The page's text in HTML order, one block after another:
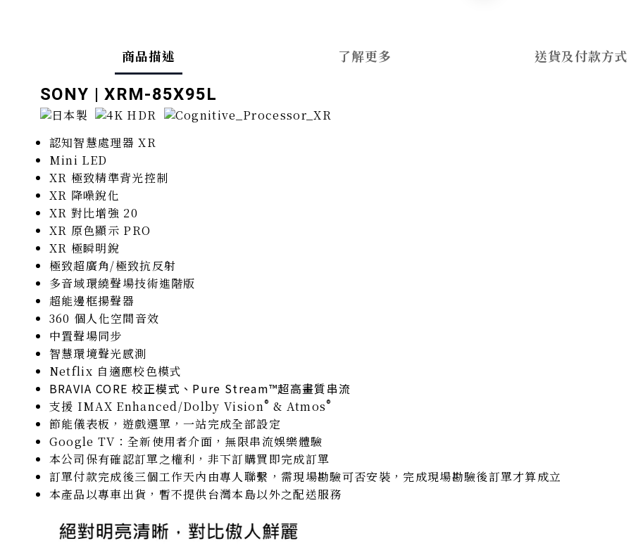
商品描述 了解更多 送貨及付款方式
SONY |XRM-85X95L
認知智慧處理器 XR
Mini LED
XR 極致精準背光控制
XR 降噪銳化
XR 對比增強 20
XR 原色顯示 PRO
XR 極瞬明銳
極致超廣角/極致抗反射
多音域環繞聲場技術進階版
超能邊框揚聲器
360 個人化空間音效
中置聲場同步
智慧環境聲光感測
Netflix 自適應校色模式
BRAVIA CORE 校正模式、Pure Stream™超高畫質串流
支援 IMAX Enhanced/Dolby Vision® & Atmos®
節能儀表板，遊戲選單，一站完成全部設定
Google TV：全新使用者介面，無限串流娛樂體驗
本公司保有確認訂單之權利，非下訂購買即完成訂單
訂單付款完成後三個工作天內由專人聯繫，需現場勘驗可否安裝，完成現場勘驗後訂單才算成立
本產品以專車出貨，暫不提供台灣本島以外之配送服務